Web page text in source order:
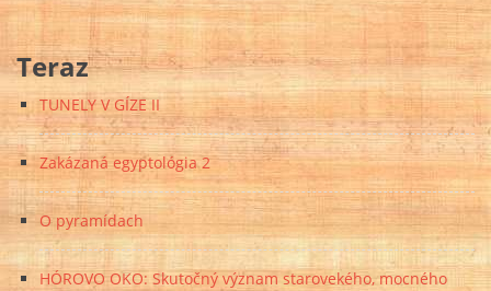
Teraz
TUNELY V GÍZE II
Zakázaná egyptológia 2
O pyramídach
HÓROVO OKO: Skutočný význam starovekého, mocného